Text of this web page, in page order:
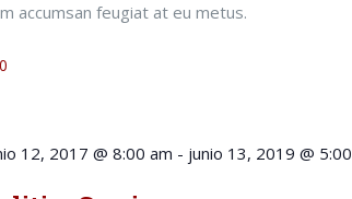
accumsan feugiat at eu metus.
12, 2017 @ 8:00 am - junio 13, 2019 @